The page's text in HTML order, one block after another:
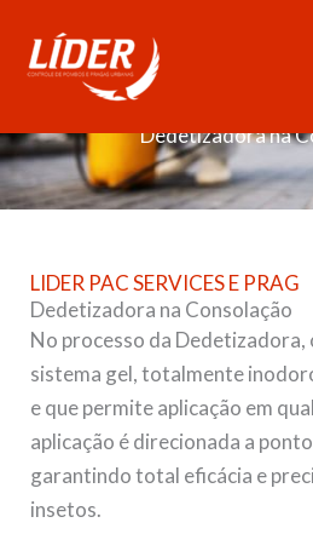
content
Dedetizadora na
LIDER PAC SERVICES E PRAG
Dedetizadora na Consolação
No processo da Dedetizadora,
sistema gel, totalmente
e que permite aplicação em
aplicação é direcionada a
garantindo total eficácia e
insetos.